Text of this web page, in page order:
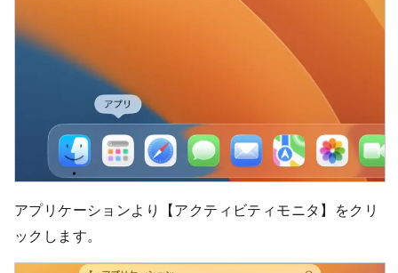
アプリケーションより【アクティビティモニタ】をクリ
ックします。